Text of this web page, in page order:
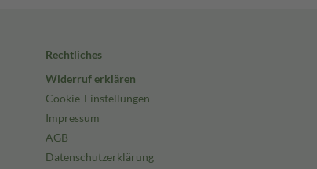
Rechtliches
Widerruf erklären
Cookie-Einstellungen
Impressum
AGB
Datenschutzerklärung